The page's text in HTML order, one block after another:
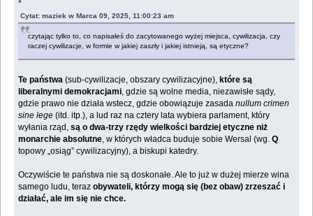
*
Cytat: maziek w Marca 09, 2025, 11:00:23 am
czytając tylko to, co napisałeś do zacytowanego wyżej miejsca, cywilizacja, czy
raczej cywilizacje, w formie w jakiej zaszły i jakiej istnieją, są etyczne?
Te państwa (sub-cywilizacje, obszary cywilizacyjne),które są
liberalnymi demokracjami, gdzie są wolne media, niezawisłe sądy,
gdzie prawo nie działa wstecz, gdzie obowiązuje zasadanullum crimen
sine lege (itd. itp.), a lud raz na cztery lata wybiera parlament, który
wyłania rząd,są o dwa-trzy rzędy wielkości bardziej etyczne niż
monarchie absolutne, w których władca buduje sobie Wersal (wg.Q
topowy „osiąg” cywilizacyjny), a biskupi katedry.
Oczywiście te państwa nie są doskonałe. Ale to już w dużej mierze wina
samego ludu, terazobywateli, którzy mogą się (bez obaw) zrzeszać i
działać, ale im się nie chce.